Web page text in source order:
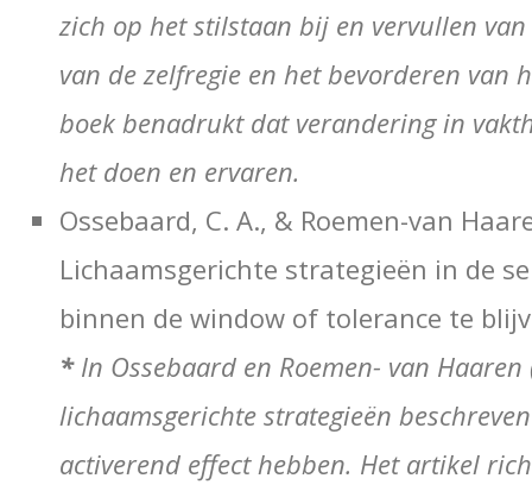
zich op het stilstaan bij en vervullen van
van de zelfregie en het bevorderen van
boek benadrukt dat verandering in
het doen en ervaren.
Ossebaard, C. A., & Roemen-van
Lichaamsgerichte strategieën in de
binnen de window of tolerance te
* In Ossebaard en Roemen- van
lichaamsgerichte strategieën
activerend effect hebben. Het artikel